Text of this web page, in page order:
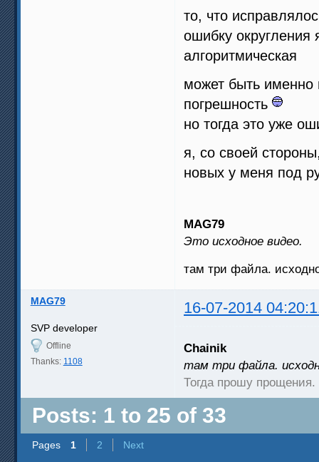
[ExTearingTest=0]
то, что
ошибку
алгоритмическая
может быть именно
погрешность
но тогда это уже
я, со своей
новых у меня под
MAG79
Это исходное видео.
там три файла.
MAG79 16-07-2014
SVP developer
Offline
Thanks: 1108
Chainik
там три файла.
Тогда прошу
Posts: 1 to 25 of 33
Pages 1 2 Next